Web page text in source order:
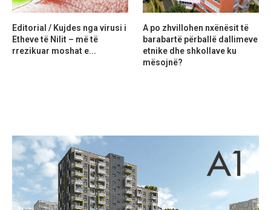
Editorial / Kujdes nga virusi i
Etheve të Nilit – më të
rrezikuar moshat e...
A po zhvillohen nxënësit të
barabartë përballë dallimeve
etnike dhe shkollave ku
mësojnë?